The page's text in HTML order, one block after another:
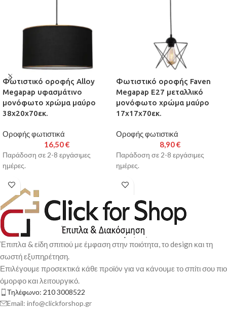
Φωτιστικό οροφής Alloy
Megapap υφασμάτινο
μονόφωτο χρώμα μαύρο
38x20x70εκ.
Οροφής φωτιστικά
16,50€
Παράδοση σε 2-8 εργάσιμες
ημέρες.
Φωτιστικό οροφής Faven
Megapap E27 μεταλλικό
μονόφωτο χρώμα μαύρο
17x17x70εκ.
Οροφής φωτιστικά
8,90€
Παράδοση σε 2-8 εργάσιμες
ημέρες.
Έπιπλα & είδη σπιτιού με έμφαση στην ποιότητα, το design και τη
σωστή εξυπηρέτηση.
Επιλέγουμε προσεκτικά κάθε προϊόν για να κάνουμε το σπίτι σου πιο
όμορφο και λειτουργικό.
Τηλέφωνο: 210 3008522
Email: info@clickforshop.gr